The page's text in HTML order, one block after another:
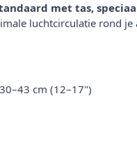
met tas,
luchtcirculatie rond je
cm (12–17")